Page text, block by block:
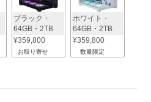
ブラック・
64GB・2TB
¥359,800
お取り寄せ
ホワイト・
64GB・2TB
¥359,800
数量限定